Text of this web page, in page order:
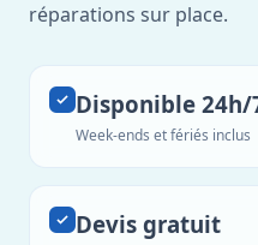
réparations sur place.
Disponible 24h/
Week-ends et fériés inclus
Devis gratuit